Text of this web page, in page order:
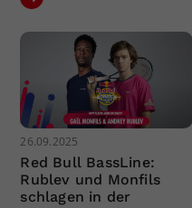
26.09.2025
Red Bull BassLine:
Rublev und Monfils
schlagen in der